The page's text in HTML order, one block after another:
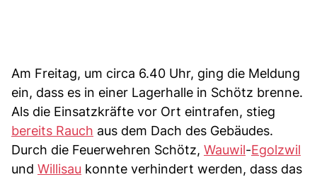
Am Freitag, um circa 6.40 Uhr, ging die Meldung
ein, dass es in einer Lagerhalle in Schötz brenne.
Als die Einsatzkräfte vor Ort eintrafen, stieg
bereits Rauch aus dem Dach des Gebäudes.
Durch die Feuerwehren Schötz, Wauwil-Egolzwil
und Willisau konnte verhindert werden, dass das